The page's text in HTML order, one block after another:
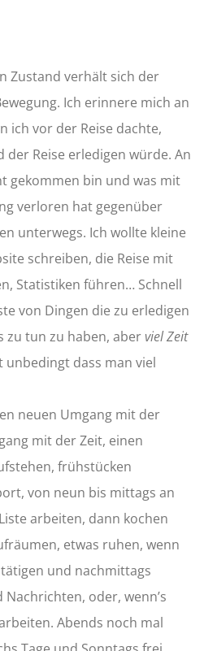
Zustand verhält sich der
Ich erinnere mich an
ich vor der Reise dachte,
der Reise erledigen würde. An
gekommen bin und was mit
verloren hat gegenüber
unterwegs. Ich wollte kleine
schreiben, die Reise mit
Statistiken führen… Schnell
von Dingen die zu erledigen
zu tun zu haben, aberviel Zeit
dass man viel
neuen Umgang mit der
mit der Zeit, einen
frühstücken
von neun bis mittags an
arbeiten, dann kochen
etwas ruhen, wenn
und nachmittags
oder, wenn’s
Abends noch mal